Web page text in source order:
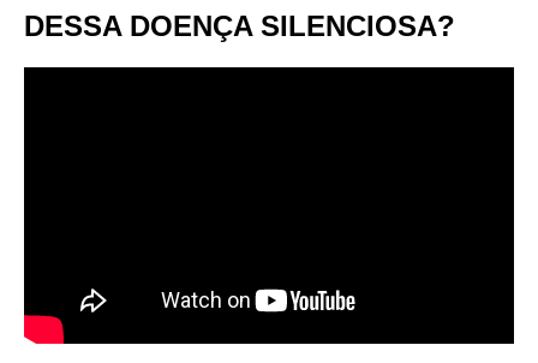
DESSA DOENÇA SILENCIOSA?